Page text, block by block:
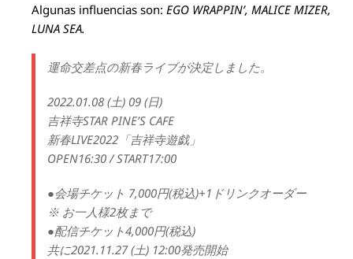
Algunas influencias son: EGO WRAPPIN’, MALICE MIZER,
LUNA SEA.
運命交差点の新春ライブが決定しました。
2022.01.08 (土) 09 (日)
吉祥寺STAR PINE’S CAFE
新春LIVE2022「吉祥寺遊戯」
OPEN16:30 / START17:00
●会場チケット 7,000円(税込)+1ドリンクオーダー
※ お一人様2枚まで
●配信チケット4,000円(税込)
共に2021.11.27 (土) 12:00発売開始